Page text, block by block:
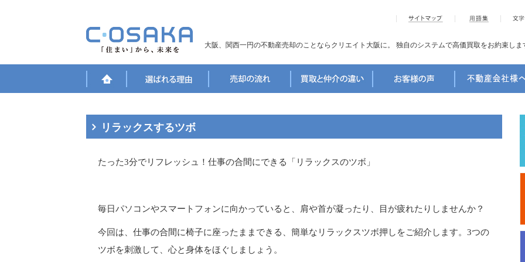
大阪、関西一円の不動産売却のことならクリエイト大阪に。 独自のシステムで高価買取をお約束しま
リラックスするツボ
たった3分でリフレッシュ！仕事の合間にできる「リラックスのツボ」
毎日パソコンやスマートフォンに向かっていると、肩や首が凝ったり、目が疲れたりしませんか？
今回は、仕事の合間に椅子に座ったままできる、簡単なリラックスツボ押しをご紹介します。3つの
ツボを刺激して、心と身体をほぐしましょう。